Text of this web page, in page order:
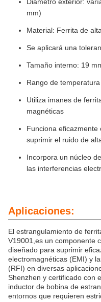
mm)
Material: Ferrita de
Se aplicará una
Tamaño interno: 19
Rango de
Utiliza imanes de
magnéticas
Funciona
suprimir el ruido de
Incorpora un núcleo
las interferencias
Aplicaciones:
El estrangulamiento de
V19001,es un componente
diseñado para suprimir
electromagnéticas (EMI) y
(RFI) en diversas
Shenzhen y certificado con
inductor de bobina de
entornos que requieren